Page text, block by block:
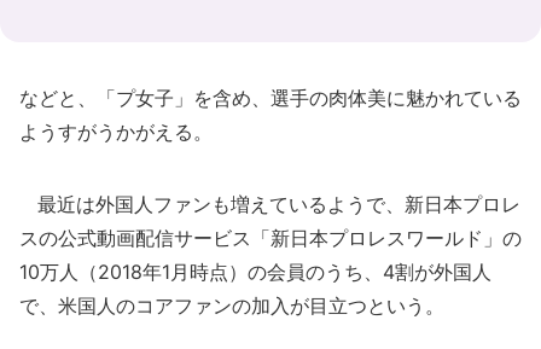
などと、「プ女子」を含め、選手の肉体美に魅かれている
ようすがうかがえる。
最近は外国人ファンも増えているようで、新日本プロレ
スの公式動画配信サービス「新日本プロレスワールド」の
10万人（2018年1月時点）の会員のうち、4割が外国人
で、米国人のコアファンの加入が目立つという。